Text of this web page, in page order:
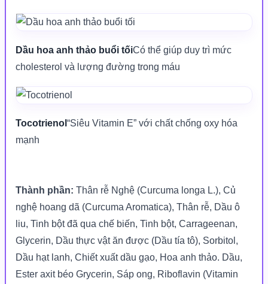
Dầu hoa anh thảo buổi tốiCó thể giúp duy trì mức
cholesterol và lượng đường trong máu
Tocotrienol “Siêu Vitamin E” với chất chống oxy hóa
mạnh
Thành phần: Thân rễ Nghệ (Curcuma longa L.), Củ
nghệ hoang dã (Curcuma Aromatica), Thân rễ, Dầu ô
liu, Tinh bột đã qua chế biến, Tinh bột, Carrageenan,
Glycerin, Dầu thực vật ăn được (Dầu tía tô), Sorbitol,
Dầu hạt lanh, Chiết xuất dầu gạo, Hoa anh thảo. Dầu,
Ester axit béo Grycerin, Sáp ong, Riboflavin (Vitamin